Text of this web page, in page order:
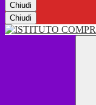
Chiudi
Chiudi